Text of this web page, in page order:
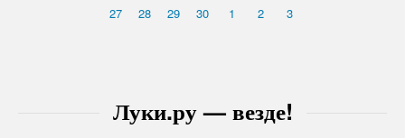
Луки.ру — везде!
27
28 29 30 1 2 3